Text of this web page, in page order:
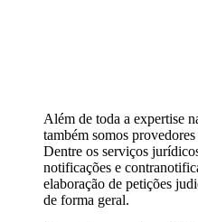
Além de toda a expertise
também somos
Dentre os serviços
notificações e
elaboração de petições
de forma geral.